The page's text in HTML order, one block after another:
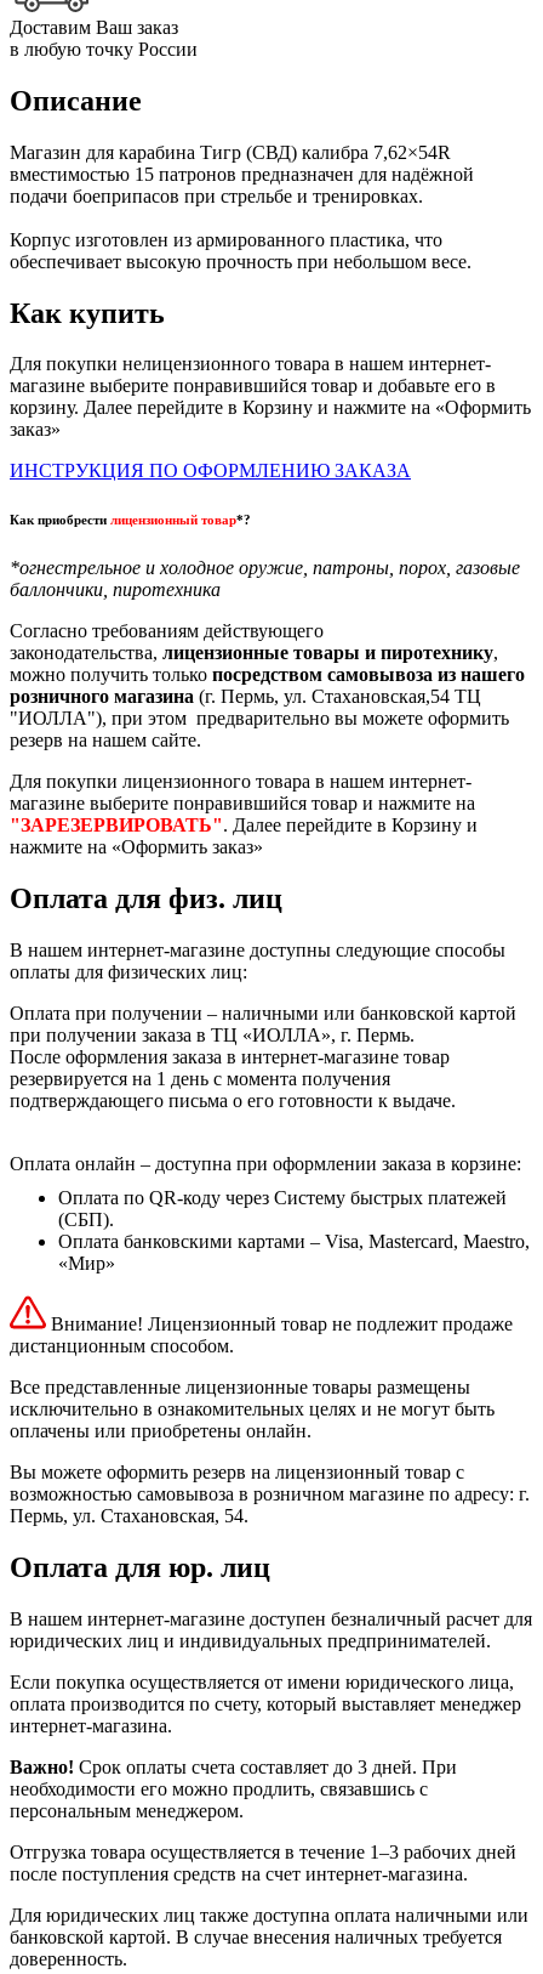
Доставим Ваш заказ
в любую точку России
Описание
Магазин для карабина Тигр (СВД) калибра 7,62×54R
вместимостью 15 патронов предназначен для надёжной
подачи боеприпасов при стрельбе и тренировках.
Корпус изготовлен из армированного пластика, что
обеспечивает высокую прочность при небольшом весе.
Как купить
Для покупки нелицензионного товара в нашем интернет-
магазине выберите понравившийся товар и добавьте его в
корзину. Далее перейдите в Корзину и нажмите на «Оформить
заказ»
ИНСТРУКЦИЯ ПО ОФОРМЛЕНИЮ ЗАКАЗА
Как приобрести лицензионный товар*?
*огнестрельное и холодное оружие, патроны, порох, газовые
баллончики, пиротехника
Согласно требованиям действующего
законодательства, лицензионные товары и пиротехнику,
можно получить только посредством самовывоза из нашего
розничного магазина (г. Пермь, ул. Стахановская,54 ТЦ
"ИОЛЛА"), при этом предварительно вы можете оформить
резерв на нашем сайте.
Для покупки лицензионного товара в нашем интернет-
магазине выберите понравившийся товар и нажмите на
"ЗАРЕЗЕРВИРОВАТЬ". Далее перейдите в Корзину и
нажмите на «Оформить заказ»
Оплата для физ. лиц
В нашем интернет-магазине доступны следующие способы
оплаты для физических лиц:
Оплата при получении – наличными или банковской картой
при получении заказа в ТЦ «ИОЛЛА», г. Пермь.
После оформления заказа в интернет-магазине товар
резервируется на 1 день с момента получения
подтверждающего письма о его готовности к выдаче.
Оплата онлайн – доступна при оформлении заказа в корзине:
Оплата по QR-коду через Систему быстрых платежей
(СБП).
Оплата банковскими картами – Visa, Mastercard, Maestro,
«Мир»
Внимание! Лицензионный товар не подлежит продаже
дистанционным способом.
Все представленные лицензионные товары размещены
исключительно в ознакомительных целях и не могут быть
оплачены или приобретены онлайн.
Вы можете оформить резерв на лицензионный товар с
возможностью самовывоза в розничном магазине по адресу: г.
Пермь, ул. Стахановская, 54.
Оплата для юр. лиц
В нашем интернет-магазине доступен безналичный расчет для
юридических лиц и индивидуальных предпринимателей.
Если покупка осуществляется от имени юридического лица,
оплата производится по счету, который выставляет менеджер
интернет-магазина.
Важно! Срок оплаты счета составляет до 3 дней. При
необходимости его можно продлить, связавшись с
персональным менеджером.
Отгрузка товара осуществляется в течение 1–3 рабочих дней
после поступления средств на счет интернет-магазина.
Для юридических лиц также доступна оплата наличными или
банковской картой. В случае внесения наличных требуется
доверенность.